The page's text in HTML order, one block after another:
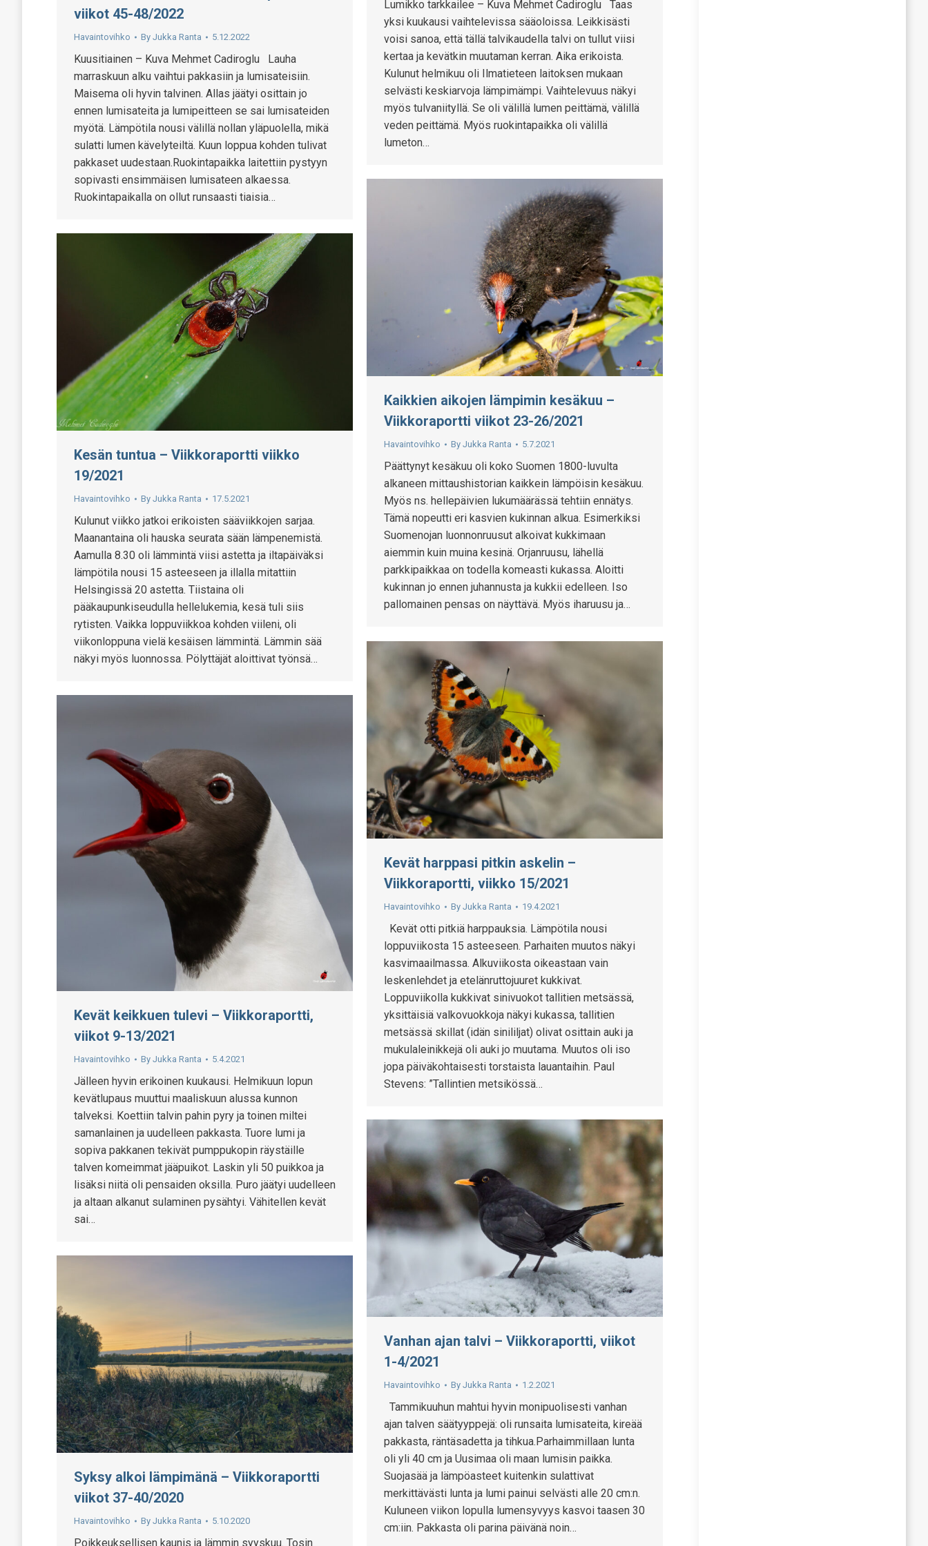
Lumikko tarkkailee – Kuva Mehmet Cadiroglu Taas
yksi kuukausi vaihtelevissa sääoloissa. Leikkisästi
voisi sanoa, että tällä talvikaudella talvi on tullut viisi
kertaa ja kevätkin muutaman kerran. Aika erikoista.
Kulunut helmikuu oli Ilmatieteen laitoksen mukaan
selvästi keskiarvoja lämpimämpi. Vaihtelevuus näkyi
myös tulvaniityllä. Se oli välillä lumen peittämä, välillä
veden peittämä. Myös ruokintapaikka oli välillä
lumeton…
viikot 45-48/2022
Havaintovihko By Jukka Ranta 5.12.2022
Kuusitiainen – Kuva Mehmet Cadiroglu Lauha
marraskuun alku vaihtui pakkasiin ja lumisateisiin.
Maisema oli hyvin talvinen. Allas jäätyi osittain jo
ennen lumisateita ja lumipeitteen se sai lumisateiden
myötä. Lämpötila nousi välillä nollan yläpuolella, mikä
sulatti lumen kävelyteiltä. Kuun loppua kohden tulivat
pakkaset uudestaan.Ruokintapaikka laitettiin pystyyn
sopivasti ensimmäisen lumisateen alkaessa.
Ruokintapaikalla on ollut runsaasti tiaisia…
Kaikkien aikojen lämpimin kesäkuu –
Viikkoraportti viikot 23-26/2021
Havaintovihko By Jukka Ranta 5.7.2021
Päättynyt kesäkuu oli koko Suomen 1800-luvulta
alkaneen mittaushistorian kaikkein lämpöisin kesäkuu.
Myös ns. hellepäivien lukumäärässä tehtiin ennätys.
Tämä nopeutti eri kasvien kukinnan alkua. Esimerkiksi
Suomenojan luonnonruusut alkoivat kukkimaan
aiemmin kuin muina kesinä. Orjanruusu, lähellä
parkkipaikkaa on todella komeasti kukassa. Aloitti
kukinnan jo ennen juhannusta ja kukkii edelleen. Iso
pallomainen pensas on näyttävä. Myös iharuusu ja…
Kesän tuntua – Viikkoraportti viikko
19/2021
Havaintovihko By Jukka Ranta 17.5.2021
Kulunut viikko jatkoi erikoisten sääviikkojen sarjaa.
Maanantaina oli hauska seurata sään lämpenemistä.
Aamulla 8.30 oli lämmintä viisi astetta ja iltapäiväksi
lämpötila nousi 15 asteeseen ja illalla mitattiin
Helsingissä 20 astetta. Tiistaina oli
pääkaupunkiseudulla hellelukemia, kesä tuli siis
rytisten. Vaikka loppuviikkoa kohden viileni, oli
viikonloppuna vielä kesäisen lämmintä. Lämmin sää
näkyi myös luonnossa. Pölyttäjät aloittivat työnsä…
Kevät harppasi pitkin askelin –
Viikkoraportti, viikko 15/2021
Havaintovihko By Jukka Ranta 19.4.2021
Kevät otti pitkiä harppauksia. Lämpötila nousi
loppuviikosta 15 asteeseen. Parhaiten muutos näkyi
kasvimaailmassa. Alkuviikosta oikeastaan vain
leskenlehdet ja etelänruttojuuret kukkivat.
Loppuviikolla kukkivat sinivuokot tallitien metsässä,
yksittäisiä valkovuokkoja näkyi kukassa, tallitien
metsässä skillat (idän sinililjat) olivat osittain auki ja
mukulaleinikkejä oli auki jo muutama. Muutos oli iso
jopa päiväkohtaisesti torstaista lauantaihin. Paul
Stevens: ”Tallintien metsikössä…
Kevät keikkuen tulevi – Viikkoraportti,
viikot 9-13/2021
Havaintovihko By Jukka Ranta 5.4.2021
Jälleen hyvin erikoinen kuukausi. Helmikuun lopun
kevätlupaus muuttui maaliskuun alussa kunnon
talveksi. Koettiin talvin pahin pyry ja toinen miltei
samanlainen ja uudelleen pakkasta. Tuore lumi ja
sopiva pakkanen tekivät pumppukopin räystäille
talven komeimmat jääpuikot. Laskin yli 50 puikkoa ja
lisäksi niitä oli pensaiden oksilla. Puro jäätyi uudelleen
ja altaan alkanut sulaminen pysähtyi. Vähitellen kevät
sai…
Vanhan ajan talvi – Viikkoraportti, viikot
1-4/2021
Havaintovihko By Jukka Ranta 1.2.2021
Tammikuuhun mahtui hyvin monipuolisesti vanhan
ajan talven säätyyppejä: oli runsaita lumisateita, kireää
pakkasta, räntäsadetta ja tihkua.Parhaimmillaan lunta
oli yli 40 cm ja Uusimaa oli maan lumisin paikka.
Suojasää ja lämpöasteet kuitenkin sulattivat
merkittävästi lunta ja lumi painui selvästi alle 20 cm:n.
Kuluneen viikon lopulla lumensyvyys kasvoi taasen 30
cm:iin. Pakkasta oli parina päivänä noin…
Syksy alkoi lämpimänä – Viikkoraportti
viikot 37-40/2020
Havaintovihko By Jukka Ranta 5.10.2020
Poikkeuksellisen kaunis ja lämmin syyskuu. Tosin